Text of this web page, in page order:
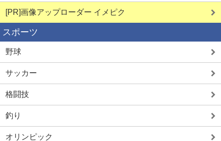
[PR]画像アップローダー イメピク
スポーツ
野球
サッカー
格闘技
釣り
オリンピック